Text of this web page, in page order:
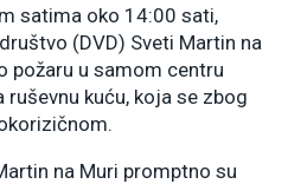
satima oko 14:00 sati,
(DVD) Sveti Martin na
požaru u samom centru
kuću, koja se zbog
na Muri promptno su